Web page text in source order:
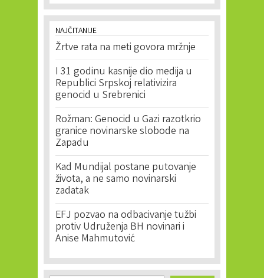
NAJČITANIJE
Žrtve rata na meti govora mržnje
I 31 godinu kasnije dio medija u
Republici Srpskoj relativizira
genocid u Srebrenici
Rožman: Genocid u Gazi razotkrio
granice novinarske slobode na
Zapadu
Kad Mundijal postane putovanje
života, a ne samo novinarski
zadatak
EFJ pozvao na odbacivanje tužbi
protiv Udruženja BH novinari i
Anise Mahmutović